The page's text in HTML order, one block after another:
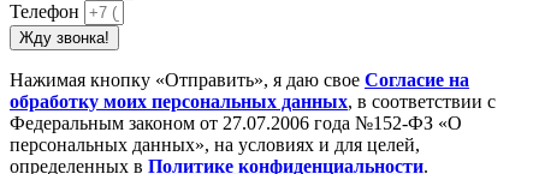
Телефон
Жду звонка!
Нажимая кнопку «Отправить», я даю свое Cогласие на
обработку моих персональных данных, в соответствии с
Федеральным законом от 27.07.2006 года №152-ФЗ «О
персональных данных», на условиях и для целей,
определенных в Политике конфиденциальности.